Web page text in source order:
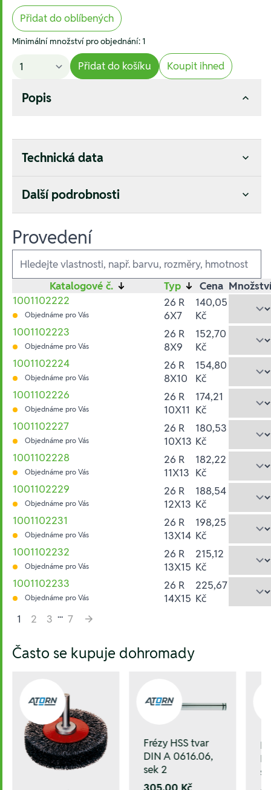
Přidat do oblíbených
Minimální množství pro objednání: 1
Přidat do košíku Koupit ihned
Popis
Technická data
Další podrobnosti
Provedení
Ausführungen
Katalogové č. ↓ Typ ↓ Cena
1001102222
Objednáme pro Vás
26 R
6X7
140,05
Kč
1001102223
Objednáme pro Vás
26 R
8X9
152,70
Kč
1001102224
Objednáme pro Vás
26 R
8X10
154,80
Kč
1001102226
Objednáme pro Vás
26 R
10X11
174,21
Kč
1001102227
Objednáme pro Vás
26 R
10X13
180,53
Kč
1001102228
Objednáme pro Vás
26 R
11X13
182,22
Kč
1001102229
Objednáme pro Vás
26 R
12X13
188,54
Kč
1001102231
Objednáme pro Vás
26 R
13X14
198,25
Kč
1001102232
Objednáme pro Vás
26 R
13X15
215,12
Kč
1001102233
Objednáme pro Vás
26 R
14X15
225,67
Kč
1
2 3 ... 7
Často se kupuje dohromady
Frézy HSS tvar
DIN A 0616.06,
sek 2